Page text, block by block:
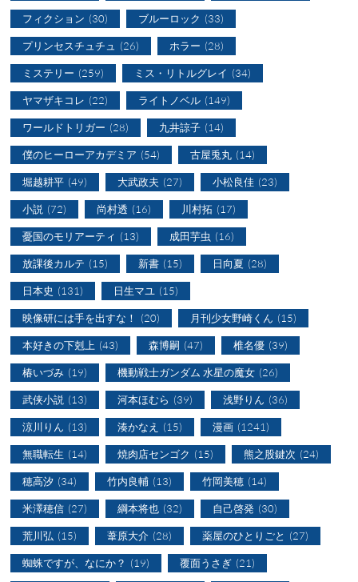
フィクション (30) ブルーロック (33)
プリンセスチュチュ (26) ホラー (28)
ミステリー (259) ミス・リトルグレイ (34)
ヤマザキコレ (22) ライトノベル (149)
ワールドトリガー (28) 九井諒子 (14)
僕のヒーローアカデミア (54) 古屋兎丸 (14)
堀越耕平 (49) 大武政夫 (27) 小松良佳 (23)
小説 (72) 尚村透 (16) 川村拓 (17)
憂国のモリアーティ (13) 成田芋虫 (16)
放課後カルテ (15) 新書 (15) 日向夏 (28)
日本史 (131) 日生マユ (15)
映像研には手を出すな！ (20) 月刊少女野崎くん (15)
本好きの下剋上 (43) 森博嗣 (47) 椎名優 (39)
椿いづみ (19) 機動戦士ガンダム 水星の魔女 (26)
武侠小説 (13) 河本ほむら (39) 浅野りん (36)
涼川りん (13) 湊かなえ (15) 漫画 (1241)
無職転生 (14) 焼肉店センゴク (15) 熊之股鍵次 (24)
穂高汐 (34) 竹内良輔 (13) 竹岡美穂 (14)
米澤穂信 (27) 綱本将也 (32) 自己啓発 (30)
荒川弘 (15) 葦原大介 (28) 薬屋のひとりごと (27)
蜘蛛ですが、なにか？ (19) 覆面うさぎ (21)